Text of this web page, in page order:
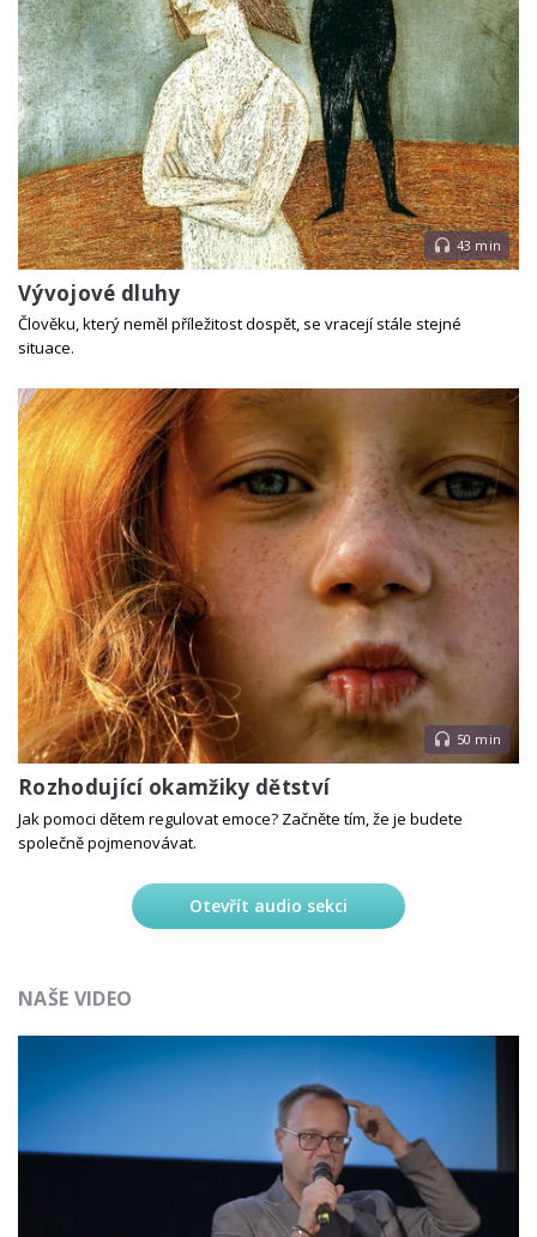
43 min
Vývojové dluhy
Člověku, který neměl příležitost dospět, se vracejí stále stejné
situace.
50 min
Rozhodující okamžiky dětství
Jak pomoci dětem regulovat emoce? Začněte tím, že je budete
společně pojmenovávat.
Otevřít audio sekci
NAŠE VIDEO